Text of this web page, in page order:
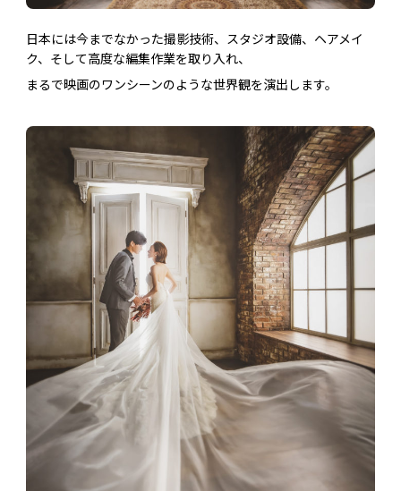
日本には今までなかった撮影技術、スタジオ設備、ヘアメイ
ク、そして高度な編集作業を取り入れ、
まるで映画のワンシーンのような世界観を演出します。